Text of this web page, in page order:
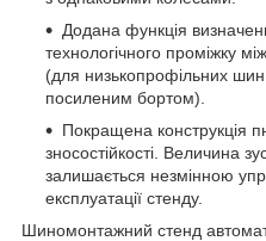
Додана функція
технологічного проміжку
(для низькопрофільних
посиленим бортом).
Покращена конструкція
зносостійкості. Величина
залишається незмінною
експлуатації стенду.
Шиномонтажний стенд